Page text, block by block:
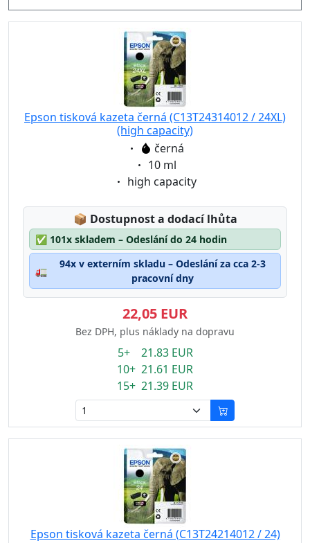
Epson tisková kazeta černá (C13T24314012 / 24XL)
(high capacity)
Eigenschaft:
černá
Eigenschaft:
10 ml
Eigenschaft:
high capacity
📦 Lagerstatus:
Dostupnost a dodací lhůta
✅ 101x skladem – Odeslání do 24 hodin
🚛
94x v externím skladu – Odeslání za cca 2-3
pracovní dny
22,05 EUR
Bez DPH, plus náklady na dopravu
5+ 21.83 EUR
10+ 21.61 EUR
15+ 21.39 EUR
Epson tisková kazeta černá (C13T24214012 / 24)